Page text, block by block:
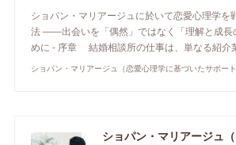
ショパン・マリアージュに於いて恋愛心理学を
法 ――出会いを「偶然」ではなく「理解と成長
めに - 序章 結婚相談所の仕事は、単なる紹